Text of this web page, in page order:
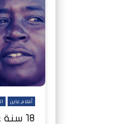
تصدر الدول
ديون السودان
هجمات
على خطوط
أفلام عاين
١٨